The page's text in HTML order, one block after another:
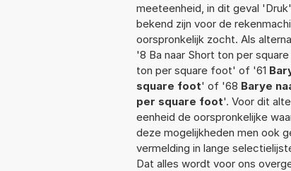
meeteenheid, in dit geval
bekend zijn voor de
oorspronkelijk zocht. Als
'8 Ba naar Short ton per
ton per square foot' of '61
square foot' of '68 Barye
per square foot'. Voor dit
eenheid de oorspronkelijke
deze mogelijkheden men ook
vermelding in lange
Dat alles wordt voor ons